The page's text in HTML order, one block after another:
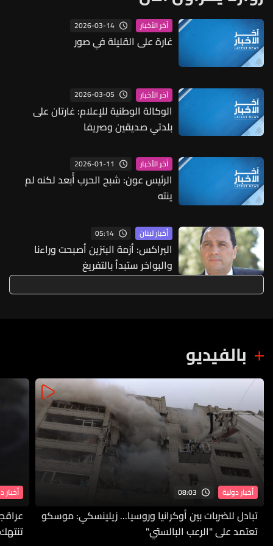
آخر الأخبار 2026-03-14
غارة على القليلة في صور
آخر الأخبار 2026-03-05
الوكالة الوطنية للإعلام: غارتان على
بلدتي صديقين وصريفا
آخر الأخبار 2026-01-11
الرئيس عون: شبح الحرب أُبعد لكنه لم
ينته
أخبار لبنان 05:14
البراكس: أزمة البنزين أصبحت وراءنا
والبواخر ستبدأ بالتفريغ
بالفيديو
أخبار دولية 08:03
تبادل للضربات بين أوكرانيا وروسيا... زيلينسكي: موسكو
تعتمد على "الرعب البالستي"
أخبار